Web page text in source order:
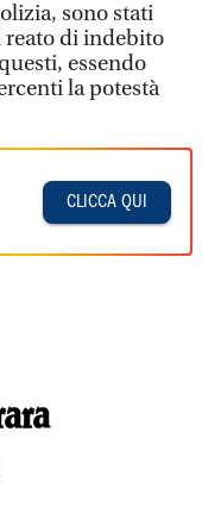
sono stati
di indebito
essendo
la potestà
CLICCA QUI